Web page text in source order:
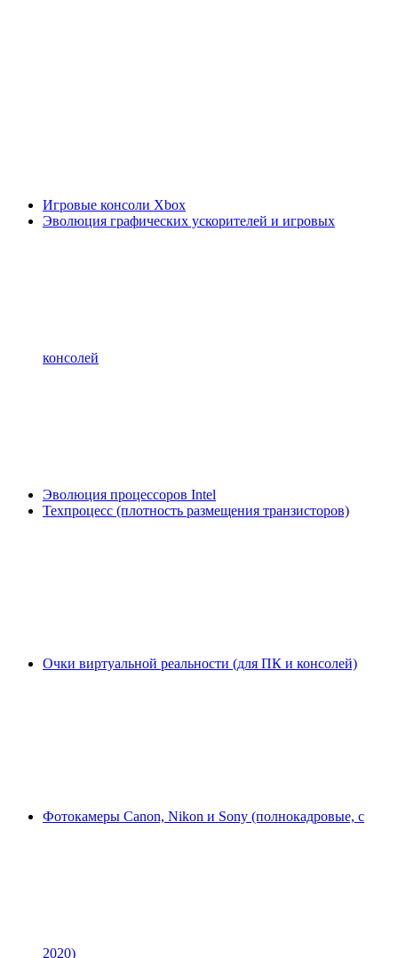
Игровые консоли Xbox
Эволюция графических ускорителей и игровых
консолей
Эволюция процессоров Intel
Техпроцесс (плотность размещения транзисторов)
Очки виртуальной реальности (для ПК и консолей)
Фотокамеры Canon, Nikon и Sony (полнокадровые, с
2020)